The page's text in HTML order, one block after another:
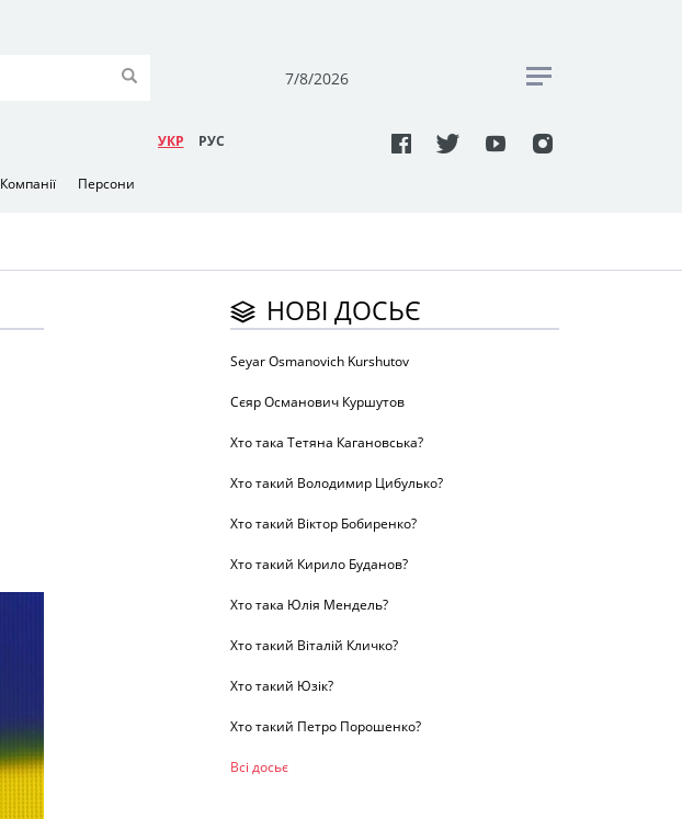
7/8/2026
УКР РУC
Компанії Персони
НОВІ ДОСЬЄ
Seyar Osmanovich Kurshutov
Сєяр Османович Куршутов
Хто така Тетяна Кагановська?
Хто такий Володимир Цибулько?
Хто такий Віктор Бобиренко?
Хто такий Кирило Буданов?
Хто така Юлія Мендель?
Хто такий Віталій Кличко?
Хто такий Юзік?
Хто такий Петро Порошенко?
Всі досьє